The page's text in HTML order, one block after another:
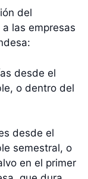
del
las empresas
desde el
o dentro del
desde el
semestral, o
en el primer